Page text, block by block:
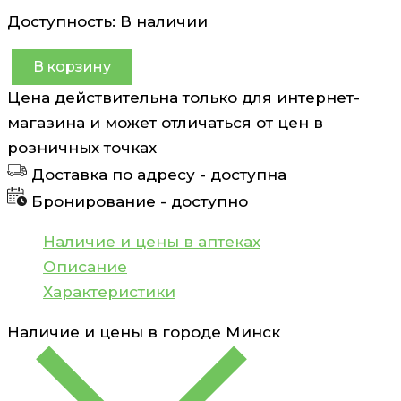
Доступность: В наличии
Количество
товара
Гель
для
тела
заживляющий
Platin
Dead
Minerals
В корзину
Цена действительна только для интернет-
магазина и может отличаться от цен в
розничных точках
Доставка по адресу - доступна
Бронирование - доступно
Наличие и цены в аптеках
Описание
Характеристики
Наличие и цены в городе Минск